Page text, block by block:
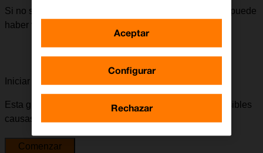
Si no se puede utilizar la función de Wi-Fi en el móvil, puede
haber varias causas posibles al problema.
Iniciar la guía para solucionar tu problema
Esta guía te va a conducir a través de una serie de posibles
causas y soluciones al problema.
Comenzar
Configurar
Rechazar
Aceptar